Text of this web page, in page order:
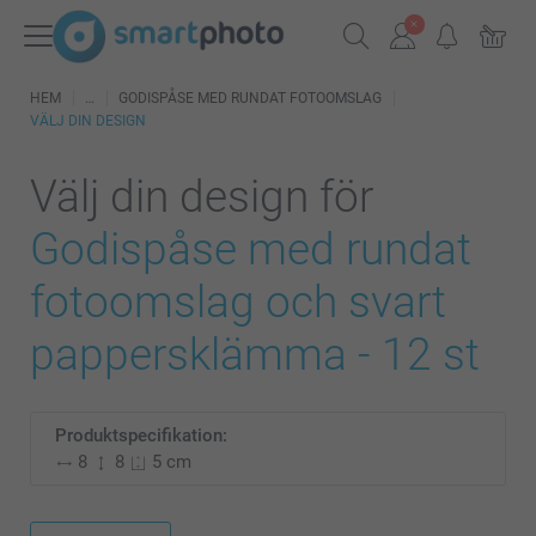
HEM
GODISPÅSE MED RUNDAT FOTOOMSLAG
VÄLJ DIN DESIGN
Välj din design för
Godispåse med rundat
fotoomslag och svart
pappersklämma - 12 st
Produktspecifikation:
8
8 5 cm